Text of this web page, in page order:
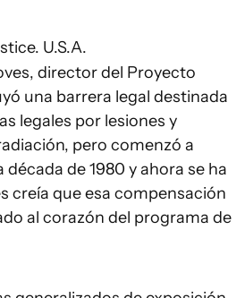
U.S.A.
director del Proyecto
una barrera legal destinada
legales por lesiones y
pero comenzó a
de 1980 y ahora se ha
creía que esa compensación
al corazón del programa de